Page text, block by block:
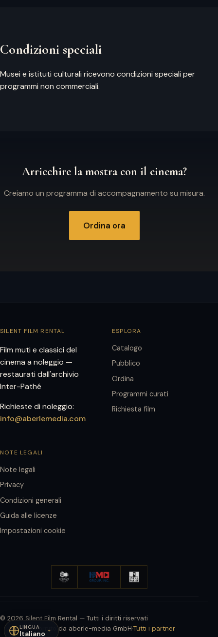
Condizioni speciali
Musei e istituti culturali ricevono condizioni speciali per
programmi non commerciali.
Arricchire la mostra con il cinema?
Creiamo un programma di accompagnamento su misura.
Ordina ora
SILENT FILM RENTAL
Film muti e classici del
cinema a noleggio —
restaurati dall'archivio
Inter-Pathé
Richieste di noleggio:
info@aberlemedia.com
ESPLORA
Catalogo
Pubblico
Ordina
Programmi curati
Richiesta film
NOTE LEGALI
Note legali
Privacy
Condizioni generali
Guida alle licenze
Impostazioni cookie
© 2026 Silent Film Rental — Tutti i diritti riservati
Fornito da aberle-media GmbH·Tutti i partner
LINGUA
Italiano